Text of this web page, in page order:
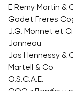
E Remy Martin &
Godet Freres
J.G. Monnet et
Janneau
Jas Hennessy &
Martell & Co
O.S.С.A.E.